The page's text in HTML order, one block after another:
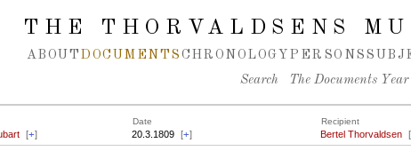
THE THORVALDSENS
ABOUT DOCUMENTS CHRONOLOGY PERSONS
Search The Documents
Date Recipient
[+] 20.3.1809 [+] Bertel Thorvaldsen [